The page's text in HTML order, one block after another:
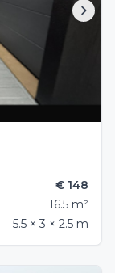
€ 148
16.5 m²
5.5 × 3 × 2.5 m